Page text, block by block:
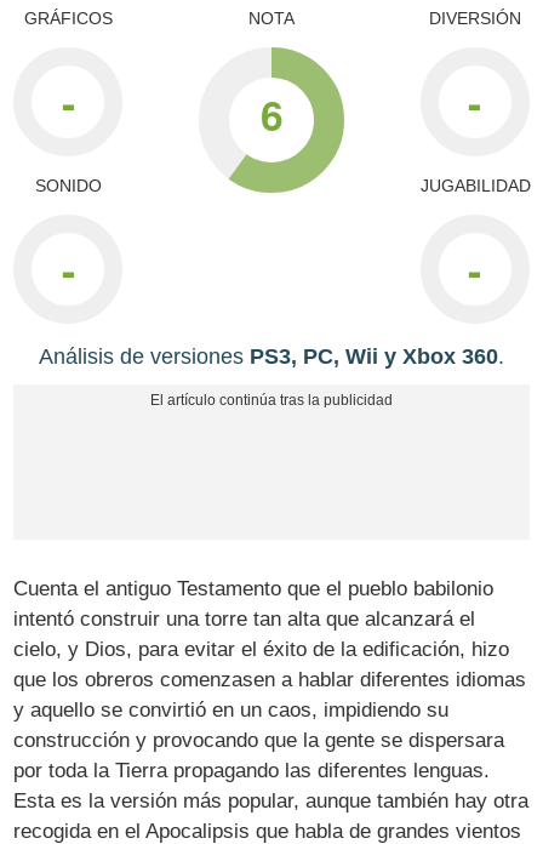
GRÁFICOS
-
SONIDO
-
NOTA
6
DIVERSIÓN
-
JUGABILIDAD
-
Análisis de versiones PS3, PC, Wii y Xbox 360.
Cuenta el antiguo Testamento que el pueblo babilonio
intentó construir una torre tan alta que alcanzará el
cielo, y Dios, para evitar el éxito de la edificación, hizo
que los obreros comenzasen a hablar diferentes idiomas
y aquello se convirtió en un caos, impidiendo su
construcción y provocando que la gente se dispersara
por toda la Tierra propagando las diferentes lenguas.
Esta es la versión más popular, aunque también hay otra
recogida en el Apocalipsis que habla de grandes vientos